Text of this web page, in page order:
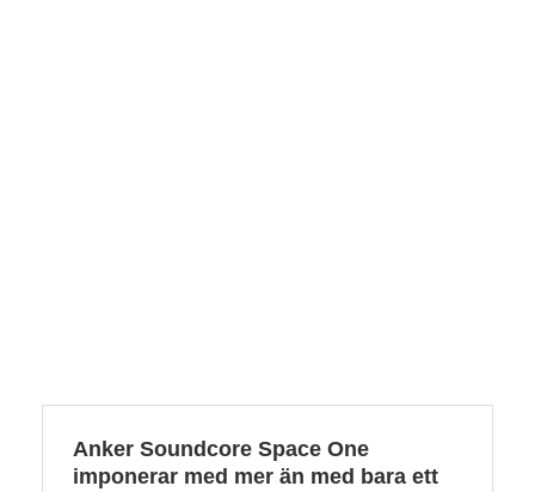
Anker Soundcore Space One
imponerar med mer än med bara ett